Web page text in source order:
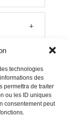
technologies
des
permettra de traiter
ou les ID uniques
consentement peut